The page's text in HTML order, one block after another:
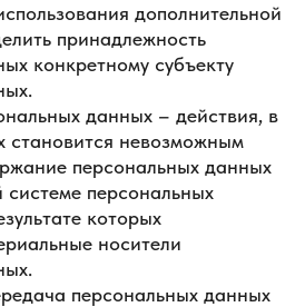
дополнительной
принадлежность
конкретному субъекту
данных – действия, в
становится невозможным
персональных данных
персональных
которых
носители
персональных данных